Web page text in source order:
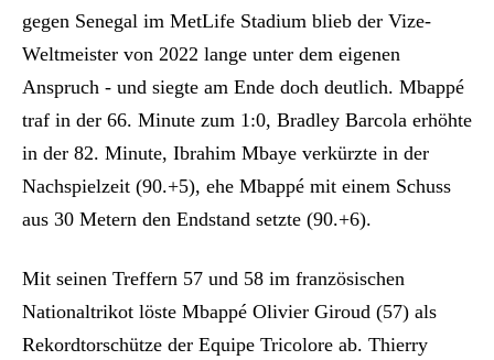
gegen Senegal im MetLife Stadium blieb der Vize-
Weltmeister von 2022 lange unter dem eigenen
Anspruch - und siegte am Ende doch deutlich. Mbappé
traf in der 66. Minute zum 1:0, Bradley Barcola erhöhte
in der 82. Minute, Ibrahim Mbaye verkürzte in der
Nachspielzeit (90.+5), ehe Mbappé mit einem Schuss
aus 30 Metern den Endstand setzte (90.+6).
Mit seinen Treffern 57 und 58 im französischen
Nationaltrikot löste Mbappé Olivier Giroud (57) als
Rekordtorschütze der Equipe Tricolore ab. Thierry